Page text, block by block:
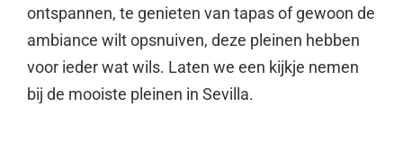
ontspannen, te genieten van tapas of gewoon de
ambiance wilt opsnuiven, deze pleinen hebben
voor ieder wat wils. Laten we een kijkje nemen
bij de mooiste pleinen in Sevilla.